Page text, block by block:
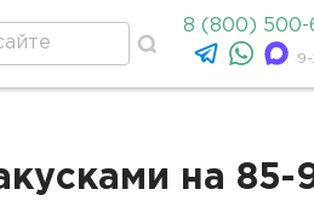
8 (800) 500-
на 85-